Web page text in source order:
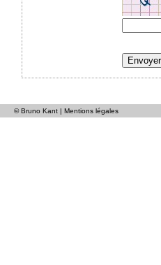
© Bruno Kant | Mentions légales